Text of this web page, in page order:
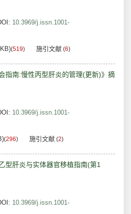
10.3969/j.issn.1001-
(519) 施引文献 (6)
指南:慢性丙型肝炎的管理(更新)》摘
10.3969/j.issn.1001-
(296) 施引文献 (2)
型肝炎与实体器官移植指南(第1
10.3969/j.issn.1001-